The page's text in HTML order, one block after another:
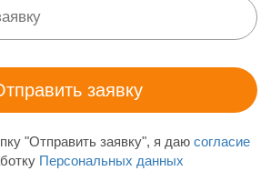
"Отправить заявку", я даю согласие
Персональных данных